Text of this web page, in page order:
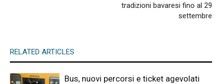
tradizioni bavaresi fino al 29
settembre
RELATED ARTICLES
Bus, nuovi percorsi e ticket agevolati